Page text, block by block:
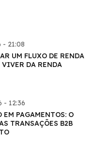
- 21:08
UM FLUXO DE RENDA
VIVER DA RENDA
- 12:36
EM PAGAMENTOS: O
TRANSAÇÕES B2B